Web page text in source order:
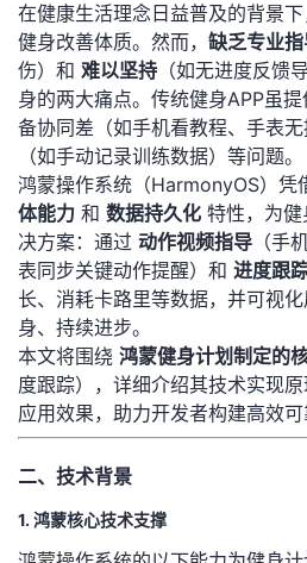
者
我
的
博
客
我
的
论
坛
我
的
圈
子
我
的
直
我
的
我
的
我
在健康生活理念日益普及的背景
健身改善体质。然而，​ 缺乏专业
伤）和 ​ ​难以坚持​ （如无进度反馈
身的两大痛点。传统健身APP虽
备协同差（如手机看教程、手表
（如手动记录训练数据）等问题。
鸿蒙操作系统（HarmonyOS）凭
体能力​ ​ 和 ​ ​数据持久化​ 特性，为
决方案：通过 ​ ​动作视频指导​ （手
表同步关键动作提醒）和 ​ 进度跟
长、消耗卡路里等数据，并可视
身、持续进步。
本文将围绕 ​ 鸿蒙健身计划制定的
度跟踪），详细介绍其技术实现
应用效果，助力开发者构建高效可
二、技术背景
1. 鸿蒙核心技术支撑